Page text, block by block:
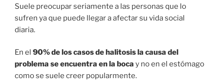
Suele preocupar seriamente a las personas que lo
sufren ya que puede llegar a afectar su vida social
diaria.
En el 90% de los casos de halitosis la causa del
problema se encuentra en la boca y no en el estómago
como se suele creer popularmente.